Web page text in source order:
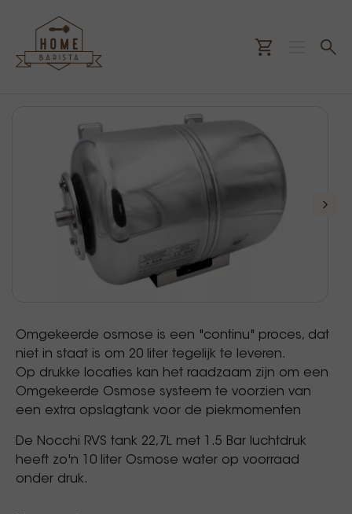
Omgekeerde osmose is een "continu" proces, dat
niet in staat is om 20 liter tegelijk te leveren.
Op drukke locaties kan het raadzaam zijn om een
Omgekeerde Osmose systeem te voorzien van
een extra opslagtank voor de piekmomenten
De Nocchi RVS tank 22,7L met 1.5 Bar luchtdruk
heeft zo'n 10 liter Osmose water op voorraad
onder druk.